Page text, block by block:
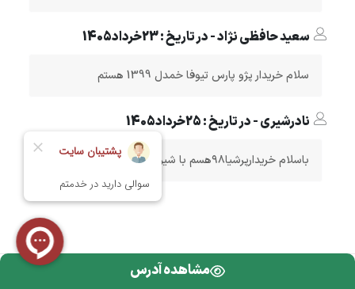
مشاهده آدرس
سعید حافظی نژاد - در تاریخ : 23خرداد1405
سلام خریدار پژو پارس تیوفا خمدل 1399 هستم
نادرشیری - در تاریخ : 25خرداد1405
باسلام خریدارپرشیا۹۸هسم با شیرین کامی. ۰۹۱۹۵۴۲۶۶۱۲
تمامی حقوق محفوظ است